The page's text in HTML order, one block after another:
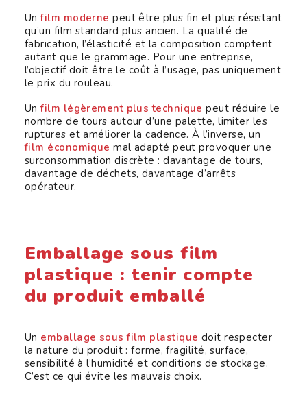
Unfilm moderne peut être plus fin et plus résistant
qu’un film standard plus ancien. La qualité de
fabrication, l’élasticité et la composition comptent
autant que le grammage. Pour une entreprise,
l’objectif doit être le coût à l’usage, pas uniquement
le prix du rouleau.
Un film légèrement plus technique peut réduire le
nombre de tours autour d’une palette, limiter les
ruptures et améliorer la cadence. À l’inverse, un
film économique mal adapté peut provoquer une
surconsommation discrète : davantage de tours,
davantage de déchets, davantage d’arrêts
opérateur.
Emballage sous film
plastique : tenir compte
du produit emballé
Un emballage sous film plastique doit respecter
la nature du produit : forme, fragilité, surface,
sensibilité à l’humidité et conditions de stockage.
C’est ce qui évite les mauvais choix.